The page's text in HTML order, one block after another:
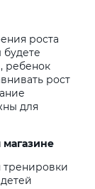
роста
ребенок
рост
для
магазине
тренировки